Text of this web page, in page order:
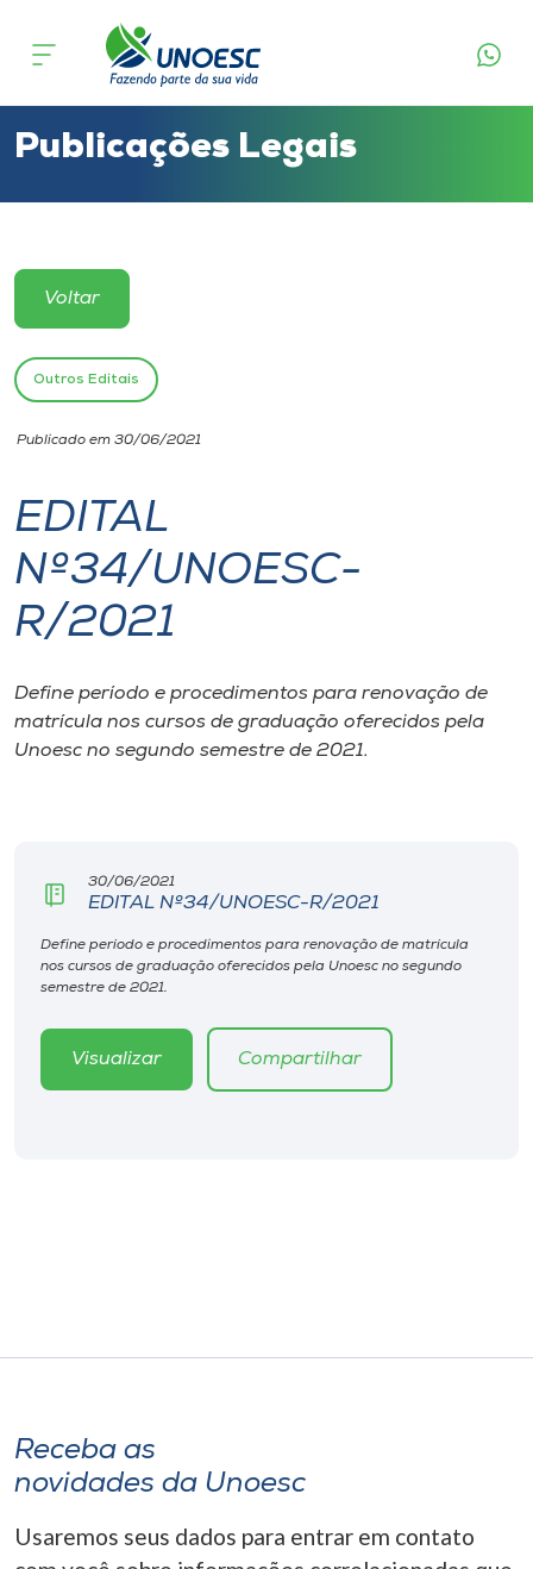
Cursos
Atendimento ao Estudante
Portal de Ensino
Unoesc
Internacionalização
I.nova
Cultura
Editora
Museu
A-
Publicações Legais
Voltar
Outros Editais
Publicado em 30/06/2021
EDITAL
Nº34/UNOESC-
R/2021
Define período e procedimentos para renovação de
matrícula nos cursos de graduação oferecidos pela
Unoesc no segundo semestre de 2021.
30/06/2021
EDITAL Nº34/UNOESC-R/2021
Define período e procedimentos para renovação de matrícula
nos cursos de graduação oferecidos pela Unoesc no segundo
semestre de 2021.
Visualizar Compartilhar
Receba as
novidades da Unoesc
Usaremos seus dados para entrar em contato